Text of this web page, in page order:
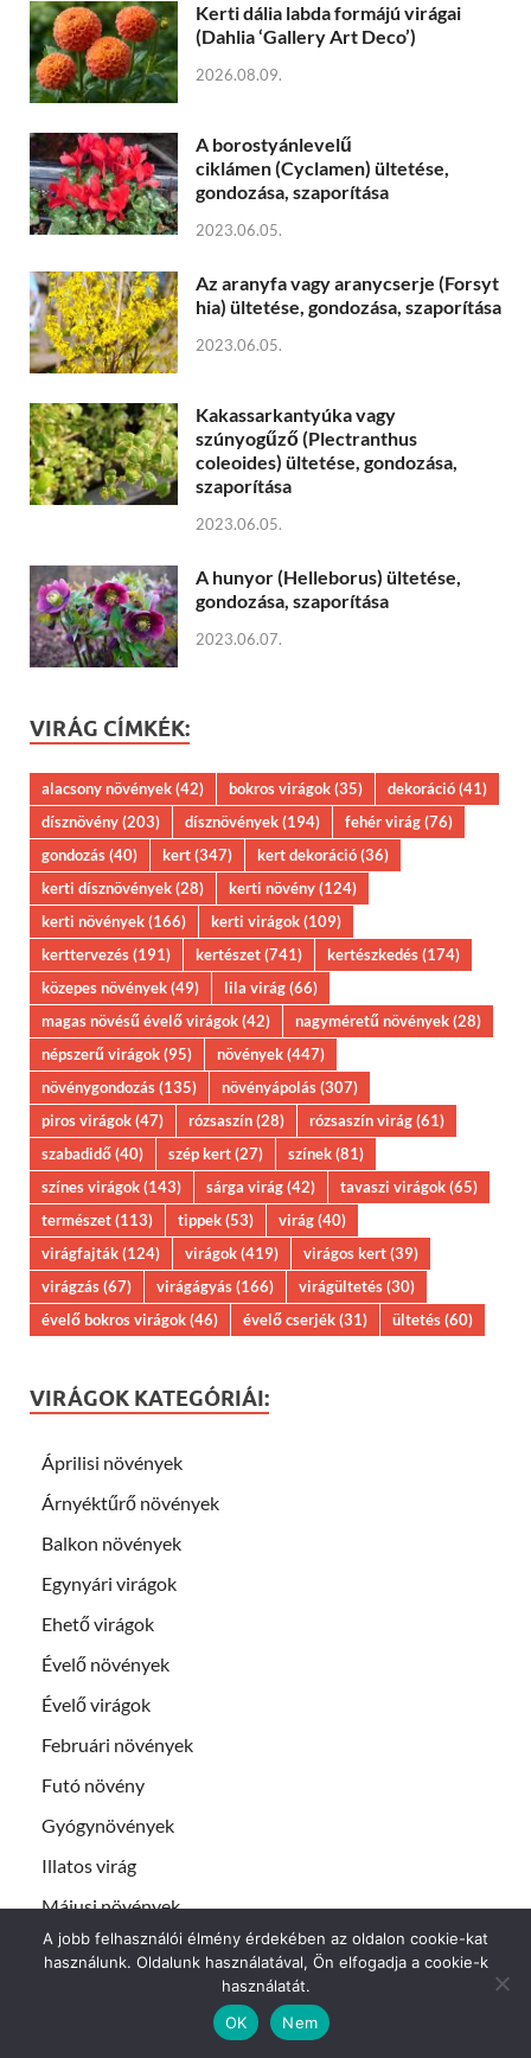
Kerti dália labda formájú virágai
(Dahlia ‘Gallery Art Deco’)
2026.08.09.
A borostyánlevelű
ciklámen (Cyclamen) ültetése,
gondozása, szaporítása
2023.06.05.
Az aranyfa vagy aranycserje (Forsyt
hia) ültetése, gondozása, szaporítása
2023.06.05.
Kakassarkantyúka vagy
szúnyogűző (Plectranthus
coleoides) ültetése, gondozása,
szaporítása
2023.06.05.
A hunyor (Helleborus) ültetése,
gondozása, szaporítása
2023.06.07.
VIRÁG CÍMKÉK:
alacsony növények(42) bokros virágok(35) dekoráció(41)
dísznövény(203) dísznövények(194) fehér virág(76)
gondozás(40) kert(347) kert dekoráció(36)
kerti dísznövények(28) kerti növény(124)
kerti növények(166) kerti virágok(109)
kerttervezés(191) kertészet(741) kertészkedés(174)
közepes növények(49) lila virág(66)
magas növésű évelő virágok(42) nagyméretű növények(28)
népszerű virágok(95) növények(447)
növénygondozás(135) növényápolás(307)
piros virágok(47) rózsaszín(28) rózsaszín virág(61)
szabadidő(40) szép kert(27) színek(81)
színes virágok(143) sárga virág(42) tavaszi virágok(65)
természet(113) tippek(53) virág(40)
virágfajták(124) virágok(419) virágos kert(39)
virágzás(67) virágágyás(166) virágültetés(30)
évelő bokros virágok(46) évelő cserjék(31) ültetés(60)
VIRÁGOK KATEGÓRIÁI:
Áprilisi növények
Árnyéktűrő növények
Balkon növények
Egynyári virágok
Ehető virágok
Évelő növények
Évelő virágok
Februári növények
Futó növény
Gyógynövények
Illatos virág
Májusi növények
Márciusi növények
A jobb felhasználói élmény érdekében az oldalon cookie-kat
használunk. Oldalunk használatával, Ön elfogadja a cookie-k
használatát.
OK
Nem